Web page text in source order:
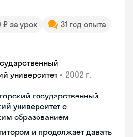
₽ за урок
31 год опыта
университет • 2002 г.
государственный
университет с
образованием
и продолжает давать